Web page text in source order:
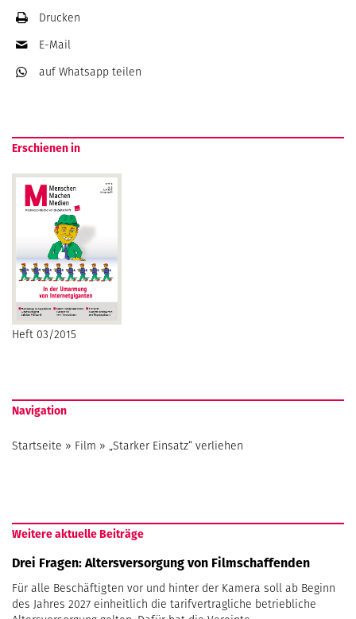
Drucken
E-Mail
auf Whatsapp teilen
Erschienen in
Heft 03/2015
Navigation
Startseite » Film » „Starker Einsatz“ verliehen
Weitere aktuelle Beiträge
Drei Fragen: Altersversorgung von Filmschaffenden
Für alle Beschäftigten vor und hinter der Kamera soll ab Beginn
des Jahres 2027 einheitlich die tarifvertragliche betriebliche